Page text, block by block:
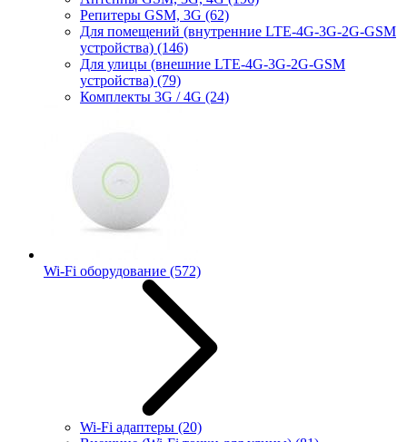
Репитеры GSM, 3G (62)
Для помещений (внутренние LTE-4G-3G-2G-GSM
устройства) (146)
Для улицы (внешние LTE-4G-3G-2G-GSM
устройства) (79)
Комплекты 3G / 4G (24)
Wi-Fi оборудование (572)
Wi-Fi адаптеры (20)